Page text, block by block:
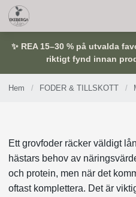
✨ REA 15–30 % på utvalda
riktigt fynd innan
Hem / FODER & TILLSKOTT /
Ett grovfoder räcker väldigt
hästars behov av
och protein, men när det
oftast komplettera. Det är